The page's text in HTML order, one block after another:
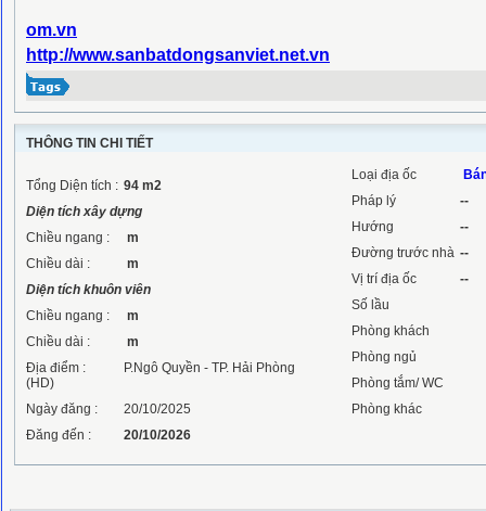
om.vn
http://www.sanbatdongsanviet.net.vn
THÔNG TIN CHI TIẾT
Tổng Diện tích : 94 m2
Diện tích xây dựng
Chiều ngang :
m
Chiều dài :
m
Diện tích khuôn viên
Chiều ngang :
m
Chiều dài :
m
Địa điểm :
P.Ngô Quyền - TP. Hải Phòng
(HD)
Ngày đăng :
20/10/2025
Đăng đến :
20/10/2026
Loại địa ốc
Pháp lý
--
Hướng
--
Đường trước nhà --
Vị trí địa ốc
--
Số lầu
Phòng khách
Phòng ngủ
Phòng tắm/ WC
Phòng khác